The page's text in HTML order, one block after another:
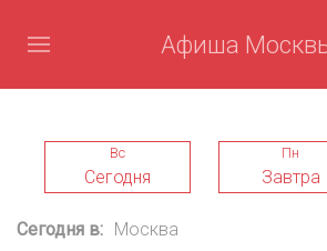
Афиша
Вс
Сегодня
Пн
Завтра
Сегодня в: Москва